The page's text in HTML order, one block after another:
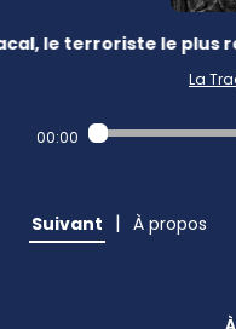
le terroriste le plus
La
00:00
Suivant | À propos